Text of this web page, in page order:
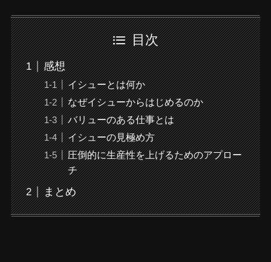
目次
感想
イシューとは何か
なぜイシューからはじめるのか
バリューのある仕事とは
イシューの見極め方
圧倒的に生産性を上げるためのアプロー
チ
まとめ